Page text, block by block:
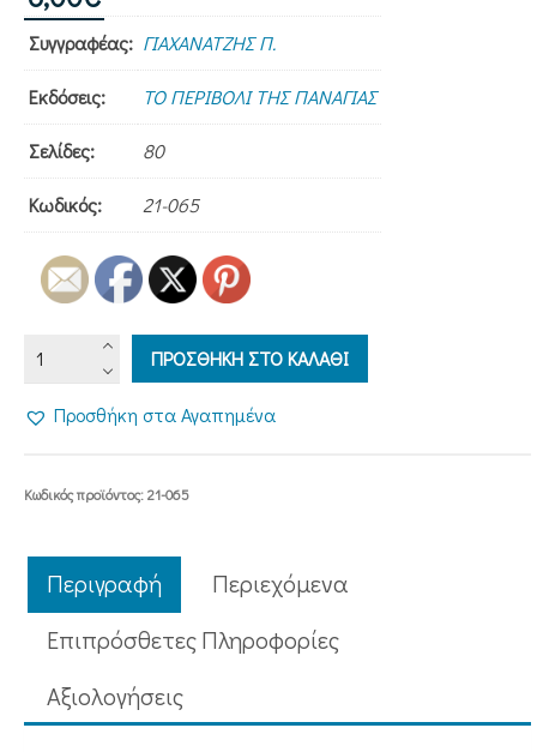
Συγγραφέας: ΓΙΑΧΑΝΑΤΖΗΣ Π.
Εκδόσεις: ΤΟ ΠΕΡΙΒΟΛΙ ΤΗΣ ΠΑΝΑΓΙΑΣ
Σελίδες: 80
Κωδικός: 21-065
ΔΑΝΙΗΛ
(ΑΡΧΑΙΑ
ποσότητα
ΠΡΟΣΘΗΚΗ ΣΤΟ ΚΑΛΑΘΙ
Προσθήκη στα Αγαπημένα
Κωδικός προϊόντος:21-065
Περιγραφή
Περιεχόμενα
Επιπρόσθετες Πληροφορίες
Aξιολογήσεις